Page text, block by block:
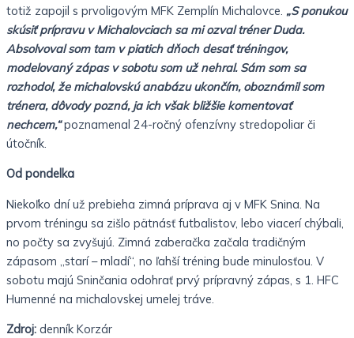
totiž zapojil s prvoligovým MFK Zemplín Michalovce. „S ponukou
skúsiť prípravu v Michalovciach sa mi ozval tréner Duda.
Absolvoval som tam v piatich dňoch desať tréningov,
modelovaný zápas v sobotu som už nehral. Sám som sa
rozhodol, že michalovskú anabázu ukončím, oboznámil som
trénera, dôvody pozná, ja ich však bližšie komentovať
nechcem,“poznamenal 24-ročný ofenzívny stredopoliar či
útočník.
Od pondelka
Niekoľko dní už prebieha zimná príprava aj v MFK Snina. Na
prvom tréningu sa zišlo pätnásť futbalistov, lebo viacerí chýbali,
no počty sa zvyšujú. Zimná zaberačka začala tradičným
zápasom „starí – mladí“, no ľahší tréning bude minulosťou. V
sobotu majú Sninčania odohrať prvý prípravný zápas, s 1. HFC
Humenné na michalovskej umelej tráve.
Zdroj: denník Korzár